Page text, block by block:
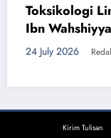
Toksikologi
Ibn Wahshiyya
24 July 2026
Kirim Tulisan